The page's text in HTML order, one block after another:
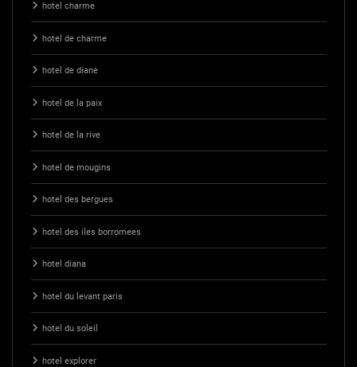
hotel charme
hotel de charme
hotel de diane
hotel de la paix
hotel de la rive
hotel de mougins
hotel des bergues
hotel des iles borromees
hotel diana
hotel du levant paris
hotel du soleil
hotel explorer